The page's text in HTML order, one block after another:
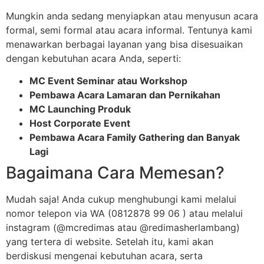
Mungkin anda sedang menyiapkan atau menyusun acara
formal, semi formal atau acara informal. Tentunya kami
menawarkan berbagai layanan yang bisa disesuaikan
dengan kebutuhan acara Anda, seperti:
MC Event Seminar atau Workshop
Pembawa Acara Lamaran dan Pernikahan
MC Launching Produk
Host Corporate Event
Pembawa Acara Family Gathering dan Banyak
Lagi
Bagaimana Cara Memesan?
Mudah saja! Anda cukup menghubungi kami melalui
nomor telepon via WA (0812878 99 06 ) atau melalui
instagram (@mcredimas atau @redimasherlambang)
yang tertera di website. Setelah itu, kami akan
berdiskusi mengenai kebutuhan acara, serta